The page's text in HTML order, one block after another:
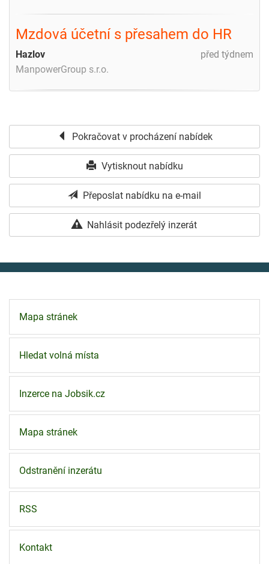
Mzdová účetní s přesahem do HR
před týdnem
Hazlov
ManpowerGroup s.r.o.
Pokračovat v procházení nabídek
Vytisknout nabídku
Přeposlat nabídku na e-mail
Nahlásit podezřelý inzerát
Mapa stránek
Hledat volná místa
Inzerce na Jobsik.cz
Mapa stránek
Odstranění inzerátu
RSS
Kontakt